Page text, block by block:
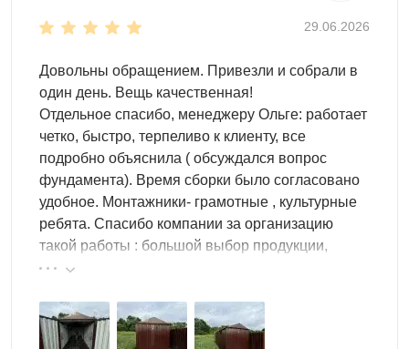
также доступны другие, нестандартные, цвета RAL по
индивидуальному запросу.
29.06.2026
Довольны обращением. Привезли и собрали в
один день. Вещь качественная!
Отдельное спасибо, менеджеру Ольге: работает
четко, быстро, терпеливо к клиенту, все
подробно объяснила ( обсуждался вопрос
фундамента). Время сборки было согласовано
удобное. Монтажники- грамотные , культурные
ребята. Спасибо компании за организацию
такой работы : большой выбор продукции,
реальные цены.